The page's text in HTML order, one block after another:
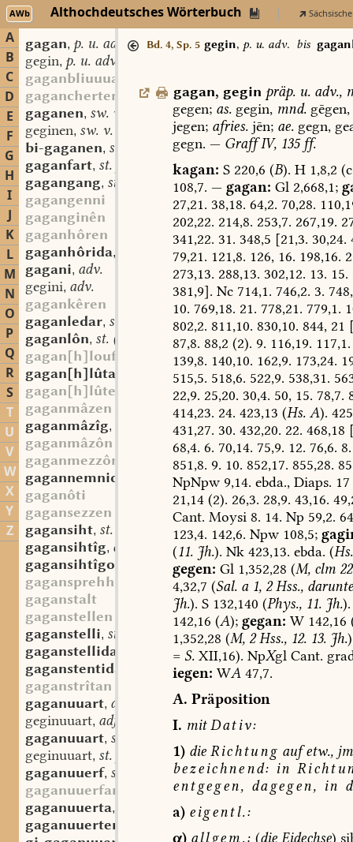
AWb Althochdeutsches Wörterbuch
A
B
C
D
E
F
G
H
I
J
K
L
M
N
O
P
Q
R
S
T
U
V
W
X
Y
Z
gagan, p. u. adv.
gegin, p. u. adv.
gaganbliuuuan
gagancherten
gaganen, sw. v.
geginen, sw. v.
bi-gaganen, sw. v.
gaganfart, st. f.
gagangang, st. m.
gagangenni
gaganginên
gaganhôren
gaganhôrida,
gagani, adv.
gegini, adv.
gagankêren
gaganledar, st. n.
gaganlôn, st. (m. n.)
gagan[h]loufan
gagan[h]lûta
gagan[h]lûten
gaganmâzen
gaganmâzîg,
gaganmâzôn
gaganmezzôn
gagannemnida
gaganôti
gagansezzen
gagansiht, st. f.
gagansihtîg, adj.
gagansihtîgo
gagansprehhan
gaganstalt
gaganstellen
gaganstelli, st. n.
gaganstellida
gaganstentida
gaganstrîtan
gaganuuart, adj.
geginuuart, adj.
gaganuuart, st. f.
geginuuart, st. f.
gaganuuerf, st. m.
gaganuuerfan
gaganuuerta,
gaganuuerten
Bd. 4, Sp. 5 gegin, p. u. adv. bis
gagan, gegin präp. u. adv.,
gegen; as. gegin, mnd.gēgen,
jegen; afries.jēn; ae. gegn,
gegn. — GraffIV,135ff.
kagan: S220,6 (B). H1,8,2
108,7. — gagan: Gl2,668,1;
27,21. 38,18. 64,2. 70,28.
202,22. 214,8. 253,7. 267,19.
341,22. 31. 348,5 [21,3. 30,24.
79,21. 121,8. 126, 16. 198,16.
273,13. 288,13. 302,12. 13. 15.
381,9]. Nc714,1. 746,2. 3.
10. 769,18. 21. 778,21. 779,1.
802,2. 811,10. 830,10. 844,21
87,8. 88,2 (2). 9. 116,19. 117,1.
139,8. 140,10. 162,9. 173,24.
515,5. 518,6. 522,9. 538,31.
22,9. 25,20. 30,4. 50, 15. 78,7.
414,23. 24. 423,13 (Hs.A).
431,27. 30. 432,20. 22. 468,18
68,4. 6. 70,14. 75,9. 12. 76,6. 8.
851,8. 9. 10. 852,17. 855,28.
NpNpw 9,14. ebda.,Diaps. 17
21,14(2). 26,3. 28,9. 43,16.
Cant. Moysi8. 14. Np59,2.
123,4. 142,6. Npw108,5;
(11.Jh.). Nk423,13. ebda. (Hs.
gegen: Gl1,352,28 (M,clm22
4,32,7 (Sal.a1,2Hss.,
Jh.). S132,140 (Phys.,11.Jh.).
142,16 (A); gegan: W142,16
1,352,28 (M, 2Hss.,12.13.Jh.
= S.XII,16). NpXglCant.
iegen: WA47,7.
A. Präposition
I. mit Dativ:
1) die Richtung aufetw.,
bezeichnend: in
entgegen, dagegen, in
a) eigentl.:
α) allgem.: (die Eidechse)